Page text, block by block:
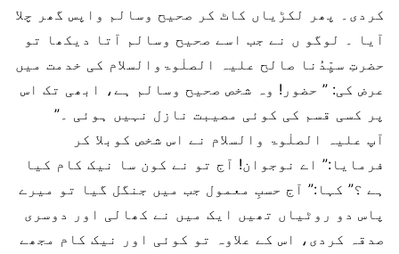
کردی۔ پھر لکڑیاں کاٹ کر صحیح وسالم واپس گھر چلا
آیا ۔ لوگو ں نے جب اسے صحیح وسالم آتا دیکھا تو
حضرتِ سیِّدُنا صالح علیہ الصلٰوۃوالسلام کی خدمت میں
عرض کی: ” حضور! وہ شخص صحیح وسالم ہے، ابھی تک اس
پر کسی قسم کی کوئی مصیبت نازل نہیں ہوئی ۔”
آپ علیہ الصلٰوۃ والسلام نے اس شخص کوبلا کر
فرمایا:” اے نوجوان! آج تو نے کون سا نیک کام کیا
ہے ؟” کہا:” آج حسبِ معمول جب میں جنگل گیا تو میرے
پاس دو روٹیاں تھیں ایک میں نے کھالی اور دوسری
صدقہ کردی، اس کے علاوہ تو کوئی اور نیک کام مجھے